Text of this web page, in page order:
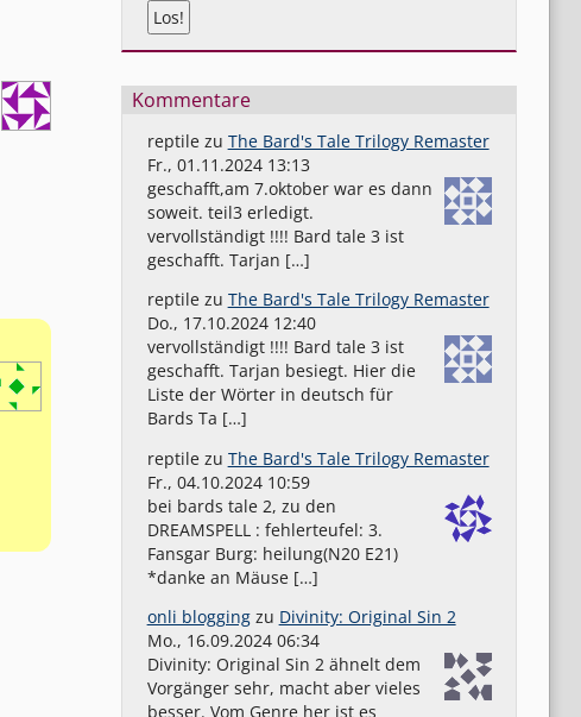
Kommentare
reptilezu The Bard's Tale Trilogy Remaster
Fr., 01.11.2024 13:13
geschafft,am 7.oktober war es dann
soweit. teil3 erledigt.
vervollständigt !!!! Bard tale 3 ist
geschafft. Tarjan […]
reptilezu The Bard's Tale Trilogy Remaster
Do., 17.10.2024 12:40
vervollständigt !!!! Bard tale 3 ist
geschafft. Tarjan besiegt. Hier die
Liste der Wörter in deutsch für
Bards Ta […]
reptilezu The Bard's Tale Trilogy Remaster
Fr., 04.10.2024 10:59
bei bards tale 2, zu den
DREAMSPELL : fehlerteufel: 3.
Fansgar Burg: heilung(N20 E21)
*danke an Mäuse […]
onli bloggingzu Divinity: Original Sin 2
Mo., 16.09.2024 06:34
Divinity: Original Sin 2 ähnelt dem
Vorgänger sehr, macht aber vieles
besser. Vom Genre her ist es